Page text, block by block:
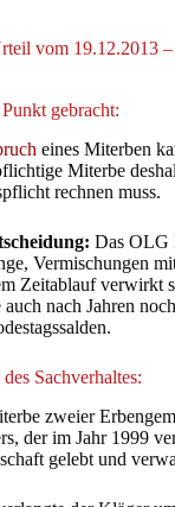
vom 19.12.2013
gebracht:
eines Miterben
Miterbe
rechnen muss.
Das OLG
Vermischungen
Zeitablauf verwirkt
nach Jahren
Sachverhaltes:
zweier
der im Jahr 1999
gelebt und